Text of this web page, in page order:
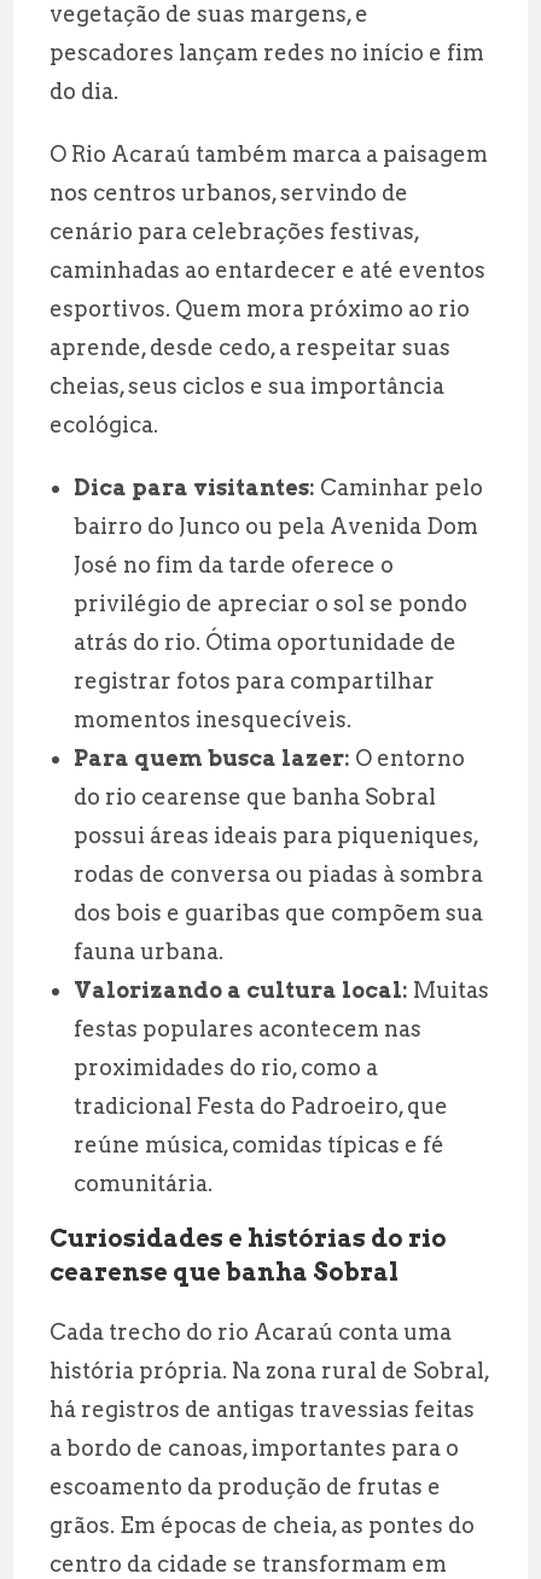
vegetação de suas margens, e
pescadores lançam redes no início e fim
do dia.
O Rio Acaraú também marca a paisagem
nos centros urbanos, servindo de
cenário para celebrações festivas,
caminhadas ao entardecer e até eventos
esportivos. Quem mora próximo ao rio
aprende, desde cedo, a respeitar suas
cheias, seus ciclos e sua importância
ecológica.
Dica para visitantes: Caminhar pelo
bairro do Junco ou pela Avenida Dom
José no fim da tarde oferece o
privilégio de apreciar o sol se pondo
atrás do rio. Ótima oportunidade de
registrar fotos para compartilhar
momentos inesquecíveis.
Para quem busca lazer: O entorno
do rio cearense que banha Sobral
possui áreas ideais para piqueniques,
rodas de conversa ou piadas à sombra
dos bois e guaribas que compõem sua
fauna urbana.
Valorizando a cultura local: Muitas
festas populares acontecem nas
proximidades do rio, como a
tradicional Festa do Padroeiro, que
reúne música, comidas típicas e fé
comunitária.
Curiosidades e histórias do rio
cearense que banha Sobral
Cada trecho do rio Acaraú conta uma
história própria. Na zona rural de Sobral,
há registros de antigas travessias feitas
a bordo de canoas, importantes para o
escoamento da produção de frutas e
grãos. Em épocas de cheia, as pontes do
centro da cidade se transformam em